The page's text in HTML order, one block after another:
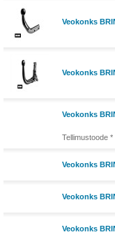
Veokonks
Veokonks
Veokonks
Tellimustoode *
Veokonks
Veokonks
Veokonks